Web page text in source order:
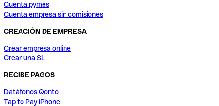
Cuenta pymes
Cuenta empresa sin comisiones
CREACIÓN DE EMPRESA
Crear empresa online
Crear una SL
RECIBE PAGOS
Datáfonos Qonto
Tap to Pay iPhone